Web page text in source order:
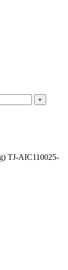
TJ-AIC110025-